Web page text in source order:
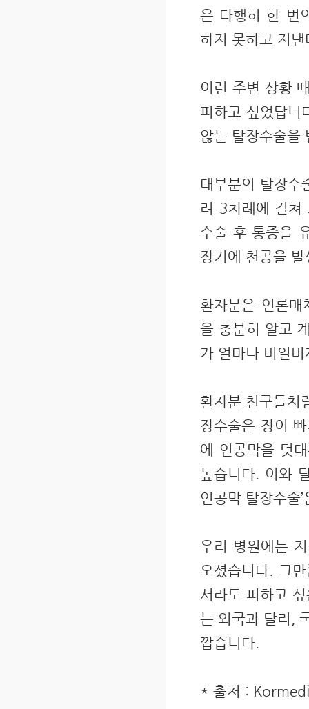
은 다행히 한 번
하지 못하고 지
이런 주변 상황
피하고 싶었답니
않는 탈장수술을
대부분의 탈장수
려 3차례에 걸쳐
수술 후 통증을
장기에 천공을
환자분은 언론
을 충분히 알고
가 얼마나 비일
환자분 친구들처
장수술은 장이
에 인공막을 덧
높습니다. 이와
인공막 탈장수술
우리 병원에는
오셨습니다. 그
서라도 피하고
는 외국과 달리,
깝습니다.
* 출처 :